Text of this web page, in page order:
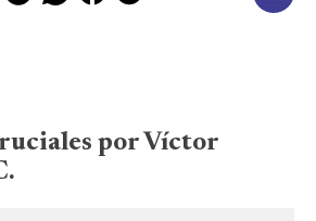
por Víctor